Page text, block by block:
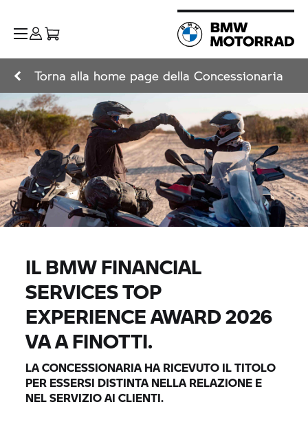
Torna alla home page della Concessionaria
IL BMW FINANCIAL
SERVICES TOP
EXPERIENCE AWARD 2026
VA A FINOTTI.
LA CONCESSIONARIA HA RICEVUTO IL TITOLO
PER ESSERSI DISTINTA NELLA RELAZIONE E
NEL SERVIZIO AI CLIENTI.